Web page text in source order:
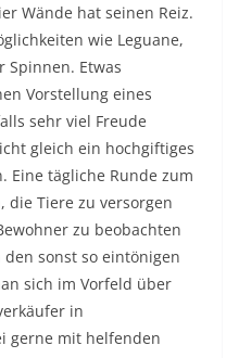
Wände hat seinen Reiz.
wie Leguane,
Spinnen. Etwas
Vorstellung eines
sehr viel Freude
gleich ein hochgiftiges
Eine tägliche Runde zum
die Tiere zu versorgen
zu beobachten
sonst so eintönigen
sich im Vorfeld über
in
gerne mit helfenden